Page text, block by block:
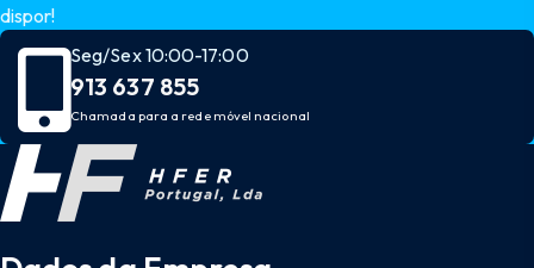
dispor!
Seg/Sex 10:00-17:00
913 637 855
Chamada para a rede móvel nacional